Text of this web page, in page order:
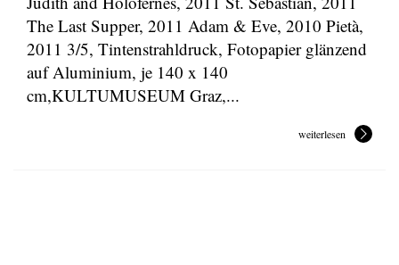
The Last Supper, 2011 Adam & Eve, 2010 Pietà,
2011 3/5, Tintenstrahldruck, Fotopapier glänzend
auf Aluminium, je 140 x 140
cm,KULTUMUSEUM Graz,...
weiterlesen